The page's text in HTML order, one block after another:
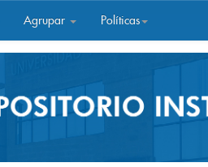
Agrupar Políticas